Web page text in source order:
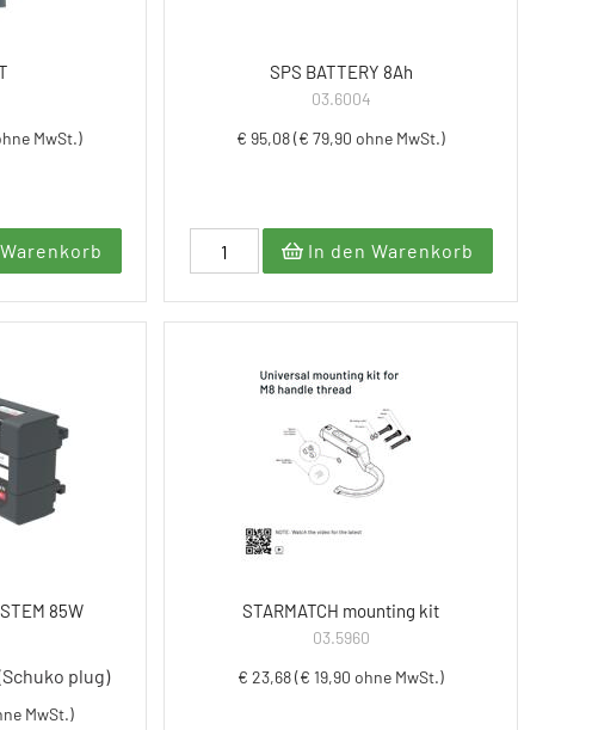
MwSt.)
SPS BATTERY 8Ah
03.6004
€ 95,08 (€ 79,90 ohne MwSt.)
In den Warenkorb
85W
plug)
MwSt.)
STARMATCH mounting kit
03.5960
€ 23,68 (€ 19,90 ohne MwSt.)